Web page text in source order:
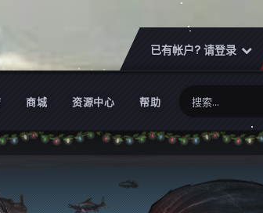
已有帐户? 请登录
商城 资源中心 帮助